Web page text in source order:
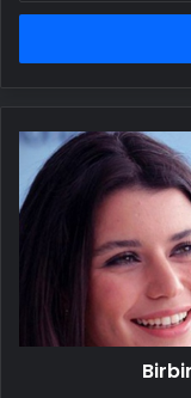
adresinizi
Birbirine
benzeyen
ünlüler